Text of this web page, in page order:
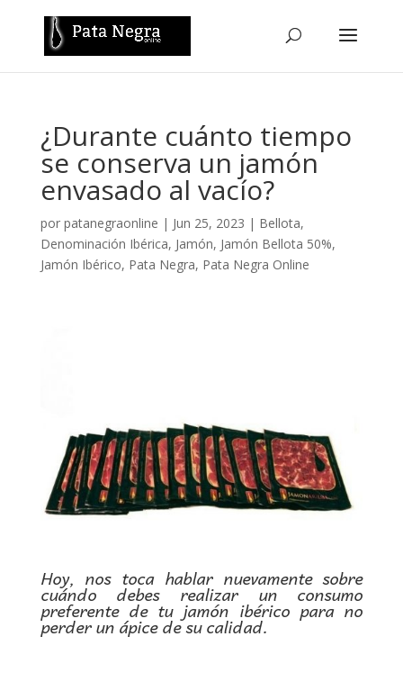
¿Durante cuánto tiempo
se conserva un jamón
envasado al vacío?
por patanegraonline | Jun 25, 2023 | Bellota,
Denominación Ibérica, Jamón, Jamón Bellota 50%,
Jamón Ibérico, Pata Negra, Pata Negra Online
Hoy, nos toca hablar nuevamente sobre
cuándo debes realizar un consumo
preferente de tu jamón ibérico para no
perder un ápice de su calidad.